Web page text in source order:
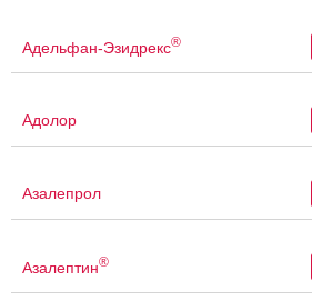
Адельфан-Эзидрекс®
Адолор
Азалепрол
Азалептин®